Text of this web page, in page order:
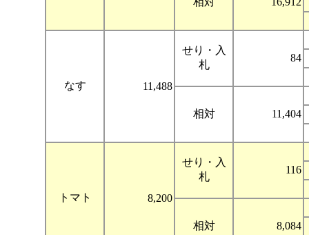
なす 11,488
せり・入
札
84
相対 11,404
トマト 8,200
せり・入
札
116
相対 8,084